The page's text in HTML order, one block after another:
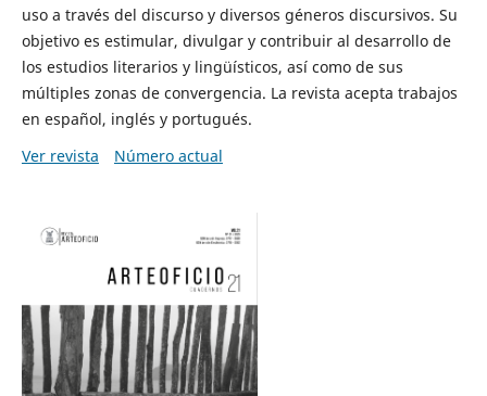
uso a través del discurso y diversos géneros discursivos. Su
objetivo es estimular, divulgar y contribuir al desarrollo de
los estudios literarios y lingüísticos, así como de sus
múltiples zonas de convergencia. La revista acepta trabajos
en español, inglés y portugués.
Ver revista
Número actual